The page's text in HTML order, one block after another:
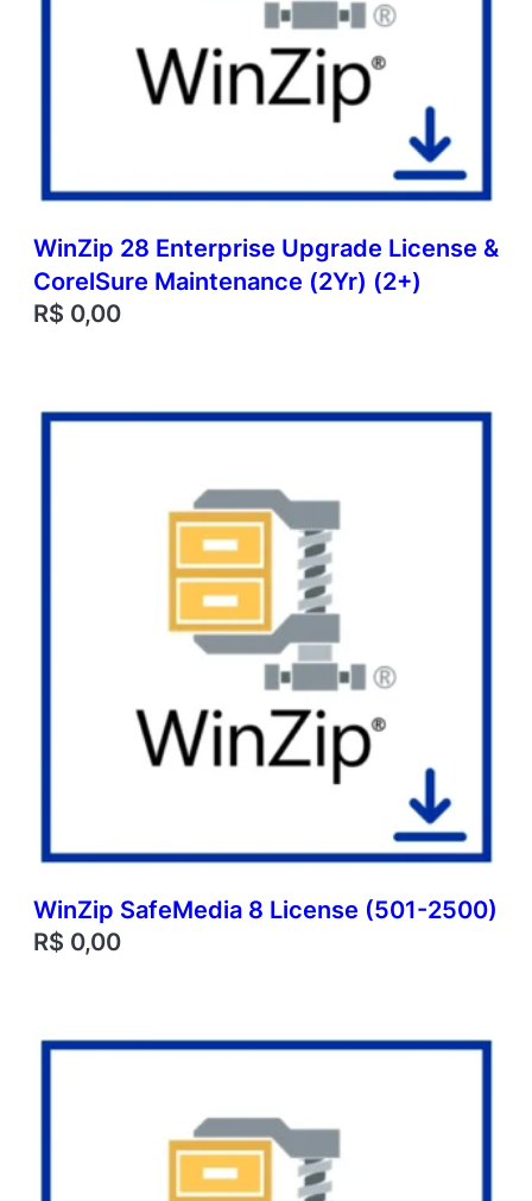
WinZip 28 Enterprise Upgrade License &
CorelSure Maintenance (2Yr) (2+)
R$ 0,00
WinZip SafeMedia 8 License (501-2500)
R$ 0,00